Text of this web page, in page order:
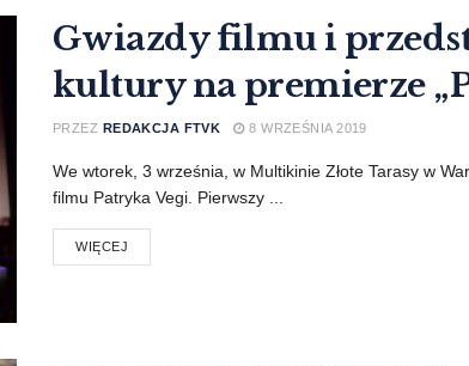
Gwiazdy filmu i
kultury na premierze
PRZEZ REDAKCJA FTVK 8 WRZEŚNIA 2019
We wtorek, 3 września, w Multikinie Złote Tarasy w
filmu Patryka Vegi. Pierwszy ...
WIĘCEJ